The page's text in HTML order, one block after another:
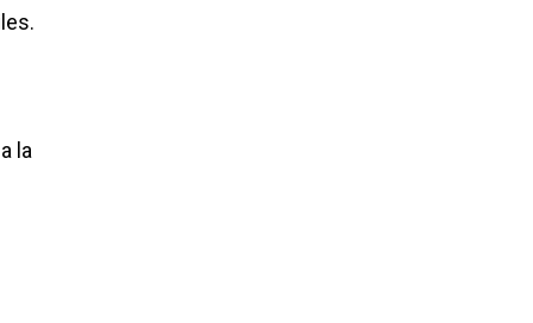
la